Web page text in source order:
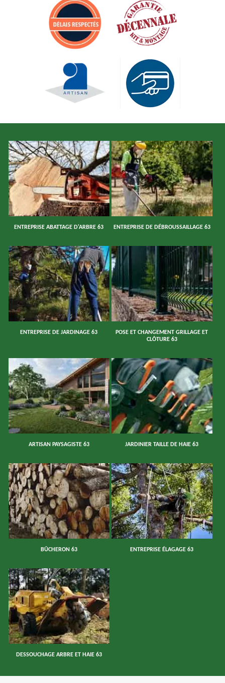
ENTREPRISE ABATTAGE D'ARBRE 63 ENTREPRISE DE DÉBROUSSAILLAGE 63
ENTREPRISE DE JARDINAGE 63
POSE ET CHANGEMENT GRILLAGE ET
CLÔTURE 63
ARTISAN PAYSAGISTE 63 JARDINIER TAILLE DE HAIE 63
BÛCHERON 63 ENTREPRISE ÉLAGAGE 63
DESSOUCHAGE ARBRE ET HAIE 63